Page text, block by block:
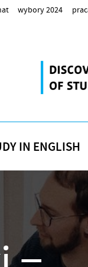
wybory 2024
IN ENGLISH